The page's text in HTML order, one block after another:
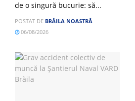
de o singură bucurie: să...
POSTAT DE BRĂILA NOASTRĂ
06/08/2026